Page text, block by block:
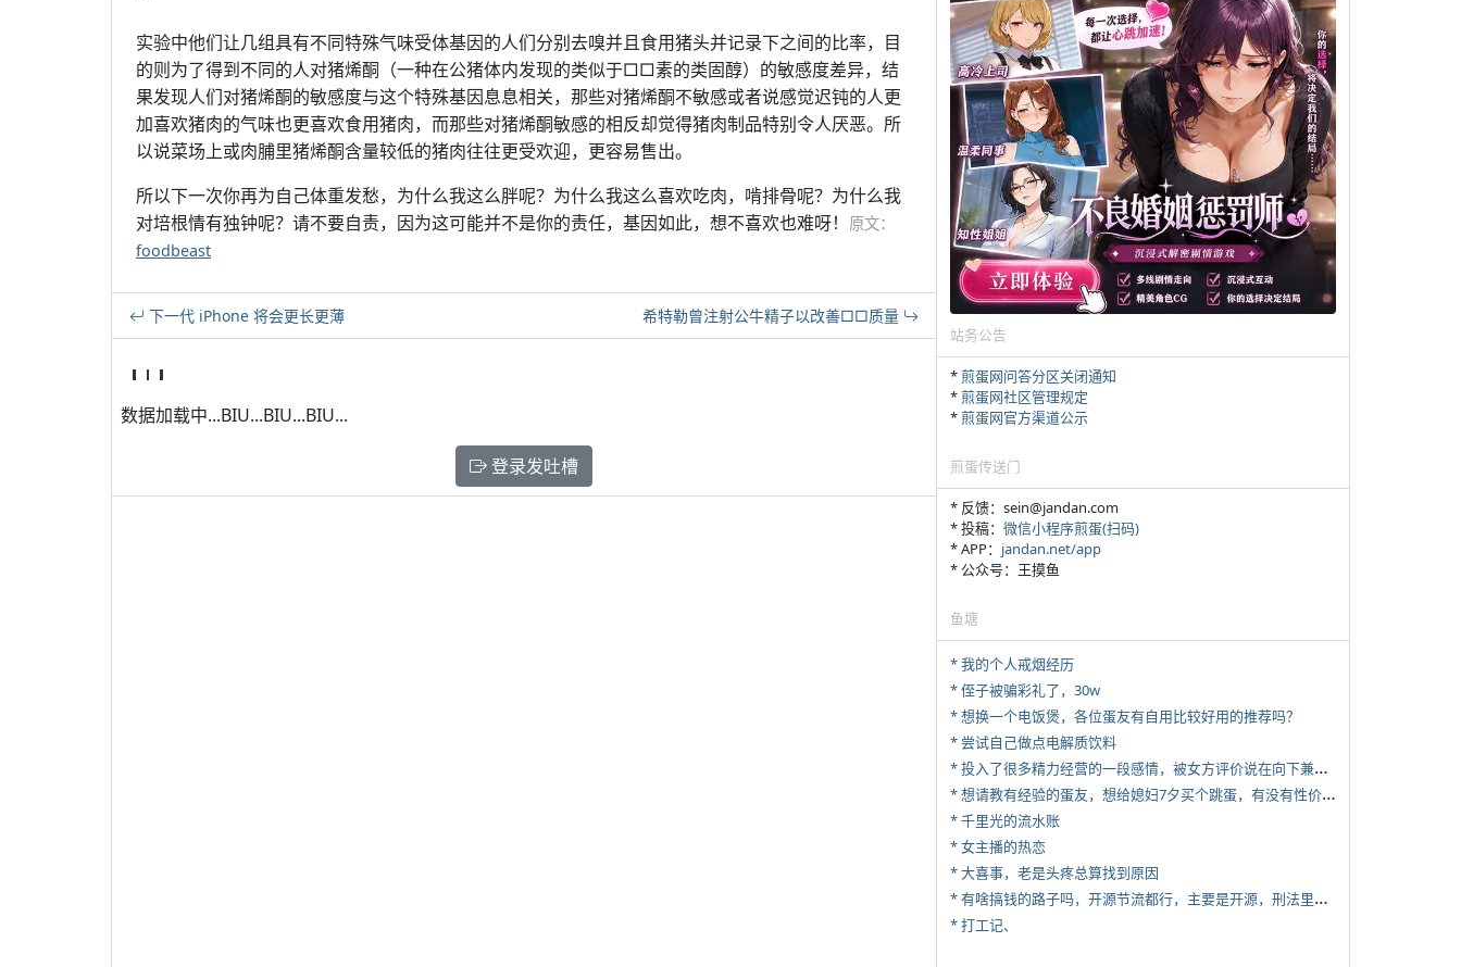
实验中他们让几组具有不同特殊气味受体基因的人们分别去嗅并且食用猪头并记录下之间的比率，目
的则为了得到不同的人对猪烯酮（一种在公猪体内发现的类似于□□素的类固醇）的敏感度差异，结
果发现人们对猪烯酮的敏感度与这个特殊基因息息相关，那些对猪烯酮不敏感或者说感觉迟钝的人更
加喜欢猪肉的气味也更喜欢食用猪肉，而那些对猪烯酮敏感的相反却觉得猪肉制品特别令人厌恶。所
以说菜场上或肉脯里猪烯酮含量较低的猪肉往往更受欢迎，更容易售出。
所以下一次你再为自己体重发愁，为什么我这么胖呢？为什么我这么喜欢吃肉，啃排骨呢？为什么我
对培根情有独钟呢？请不要自责，因为这可能并不是你的责任，基因如此，想不喜欢也难呀！
原文：
foodbeast
下一代 iPhone 将会更长更薄 希特勒曾注射公牛精子以改善□□质量
数据加载中...BIU...BIU...BIU...
登录发吐槽
站务公告
*煎蛋网问答分区关闭通知
*煎蛋网社区管理规定
*煎蛋网官方渠道公示
煎蛋传送门
* 反馈：sein@jandan.com
* 投稿： 微信小程序煎蛋(扫码)
* APP： jandan.net/app
* 公众号：王摸鱼
鱼塘
* 我的个人戒烟经历
* 侄子被骗彩礼了，30w
* 想换一个电饭煲，各位蛋友有自用比较好用的推荐吗？
* 尝试自己做点电解质饮料
*
投入了很多精力经营的一段感情，被女方评价说在向下兼容我，感觉有点破防
*
想请教有经验的蛋友，想给媳妇7夕买个跳蛋，有没有性价比高的推荐
* 千里光的流水账
* 女主播的热恋
* 大喜事，老是头疼总算找到原因
*
有啥搞钱的路子吗，开源节流都行，主要是开源，刑法里的咱不做
* 打工记、